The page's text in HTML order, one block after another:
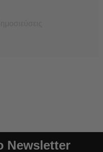
Newsletter